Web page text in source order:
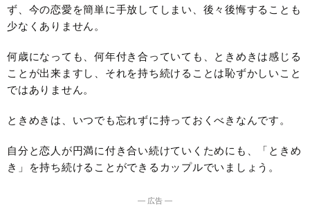
ず、今の恋愛を簡単に手放してしまい、後々後悔することも
少なくありません。
何歳になっても、何年付き合っていても、ときめきは感じる
ことが出来ますし、それを持ち続けることは恥ずかしいこと
ではありません。
ときめきは、いつでも忘れずに持っておくべきなんです。
自分と恋人が円満に付き合い続けていくためにも、「ときめ
き」を持ち続けることができるカップルでいましょう。
― 広告 ―